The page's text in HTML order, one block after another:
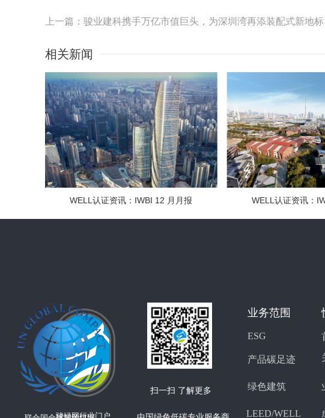
上一篇：骏业建科携手万亿市值巨头，为深圳湾再添装配式新地标
相关新闻
WELL认证资讯：IWBI 12 月月报 WELL认证资讯：
扫一扫 了解更多
业务范围
ESG
产品碳足迹
绿色建筑
LEED/WELL
骏绿网行业门户